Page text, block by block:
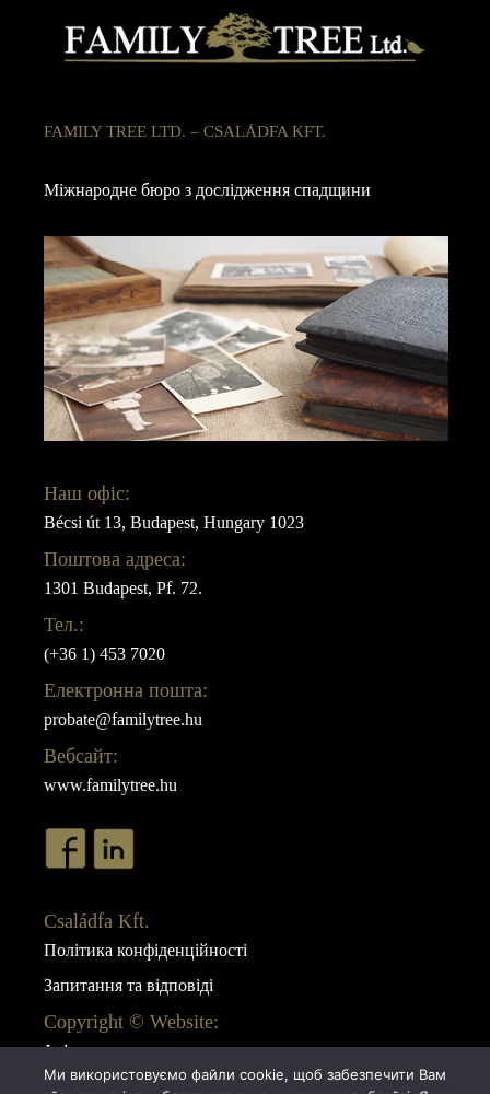
FAMILY TREE LTD. – CSALÁDFA KFT.
Міжнародне бюро з дослідження спадщини
Наш офіс:
Bécsi út 13, Budapest, Hungary 1023
Поштова адреса:
1301 Budapest, Pf. 72.
Тел.:
(+36 1) 453 7020
Електронна пошта:
probate@familytree.hu
Вебсайт:
www.familytree.hu
Családfa Kft.
Політика конфіденційності
Запитання та відповіді
Copyright © Website:
Juda
Webdesign:
Ми використовуємо файли cookie, щоб забезпечити Вам